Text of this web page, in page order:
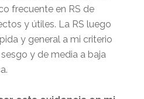
frecuente en RS de
y útiles. La RS luego
y general a mi criterio
y de media a baja